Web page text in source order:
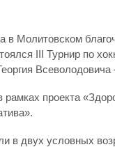
в Молитовском
III Турнир по
рамках проекта
в двух условных